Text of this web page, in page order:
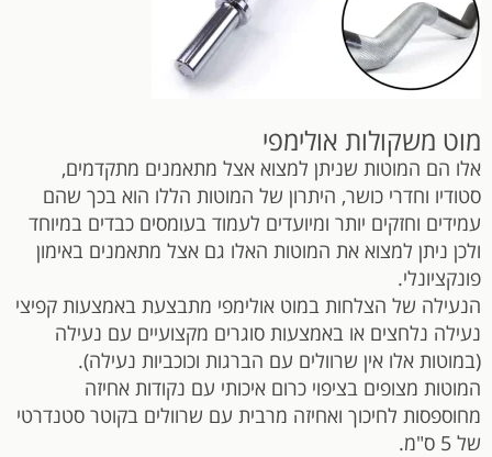
מוט משקולות אולימפי
אלו הם המוטות שניתן למצוא אצל מתאמנים מתקדמים,
סטודיו וחדרי כושר, היתרון של המוטות הללו הוא בכך שהם
עמידים וחזקים יותר ומיועדים לעמוד בעומסים כבדים במיוחד
ולכן ניתן למצוא את המוטות האלו גם אצל מתאמנים באימון
פונקציונלי.
הנעילה של הצלחות במוט אולימפי מתבצעת באמצעות קפיצי
נעילה נלחצים או באמצעות סוגרים מקצועיים עם נעילה
(במוטות אלו אין שרוולים עם הברגות וכוכביות נעילה).
המוטות מצופים בציפוי כרום איכותי עם נקודות אחיזה
מחוספסות לחיכוך ואחיזה מרבית עם שרוולים בקוטר סטנדרטי
של 5 ס"מ.